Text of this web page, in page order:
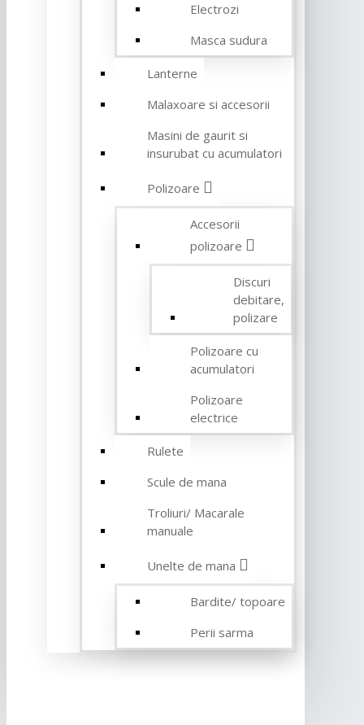
Electrozi
Masca sudura
Lanterne
Malaxoare si accesorii
Masini de gaurit si
insurubat cu acumulatori
Polizoare
Accesorii
polizoare
Discuri
debitare,
polizare
Polizoare cu
acumulatori
Polizoare
electrice
Rulete
Scule de mana
Troliuri/ Macarale
manuale
Unelte de mana
Bardite/ topoare
Perii sarma